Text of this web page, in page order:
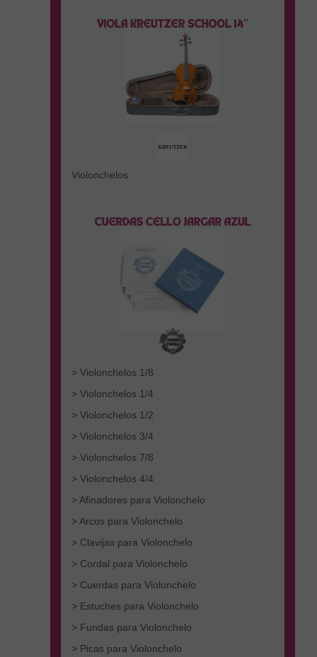
Violonchelos
> Violonchelos 1/8
> Violonchelos 1/4
> Violonchelos 1/2
> Violonchelos 3/4
> Violonchelos 7/8
> Violonchelos 4/4
> Afinadores para Violonchelo
> Arcos para Violonchelo
> Clavijas para Violonchelo
> Cordal para Violonchelo
> Cuerdas para Violonchelo
> Estuches para Violonchelo
> Fundas para Violonchelo
> Picas para Violonchelo